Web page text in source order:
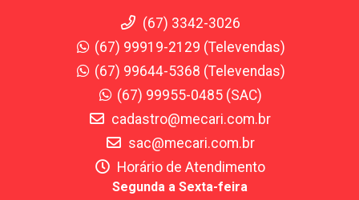
(67) 3342-3026
(67) 99919-2129 (Televendas)
(67) 99644-5368 (Televendas)
(67) 99955-0485 (SAC)
cadastro@mecari.com.br
sac@mecari.com.br
Horário de Atendimento
Segunda a Sexta-feira